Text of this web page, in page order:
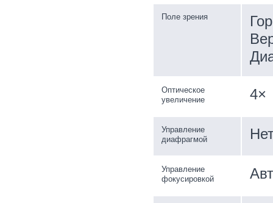
Поле зрения
Оптическое
увеличение
4×
Управление
диафрагмой
Управление
фокусировкой